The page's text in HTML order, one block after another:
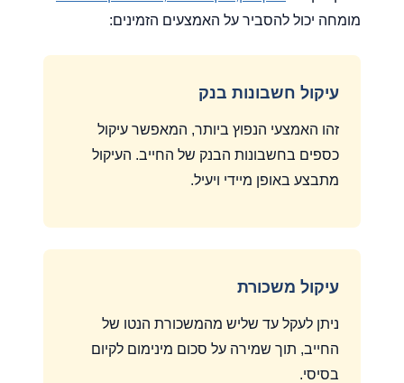
מומחה יכול להסביר על האמצעים הזמינים:
עיקול חשבונות בנק
זהו האמצעי הנפוץ ביותר, המאפשר עיקול
כספים בחשבונות הבנק של החייב. העיקול
מתבצע באופן מיידי ויעיל.
עיקול משכורת
ניתן לעקל עד שליש מהמשכורת הנטו של
החייב, תוך שמירה על סכום מינימום לקיום
בסיסי.